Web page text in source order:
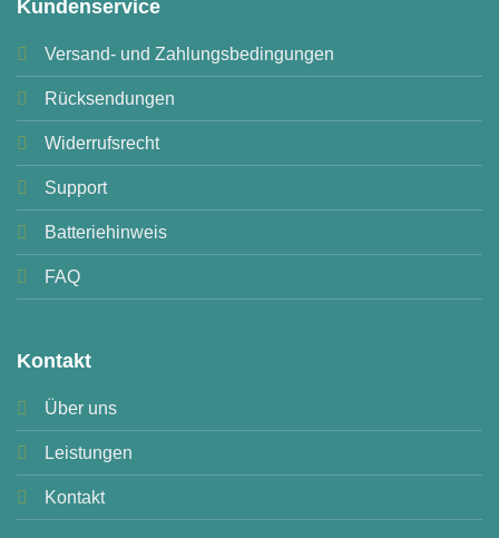
Kundenservice
Versand- und Zahlungsbedingungen
Rücksendungen
Widerrufsrecht
Support
Batteriehinweis
FAQ
Kontakt
Über uns
Leistungen
Kontakt